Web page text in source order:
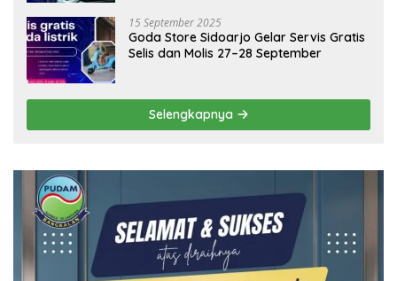
15 September 2025
Goda Store Sidoarjo Gelar Servis Gratis
Selis dan Molis 27–28 September
Selengkapnya